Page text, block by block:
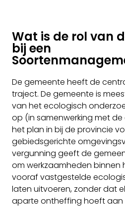
Wat is de rol van
bij een
De gemeente heeft de
traject. De gemeente is
van het ecologisch
op (in samenwerking met
het plan in bij de provincie
gebiedsgerichte
vergunning geeft de
om werkzaamheden
vooraf vastgestelde
laten uitvoeren, zonder dat
aparte ontheffing hoeft aan